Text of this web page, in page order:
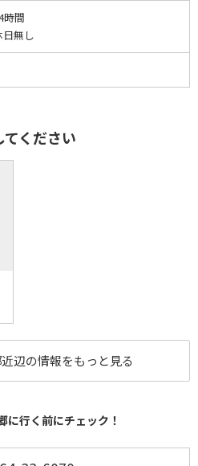
時間
日無し
ください
辺の情報をもっと見る
に行く前にチェック！